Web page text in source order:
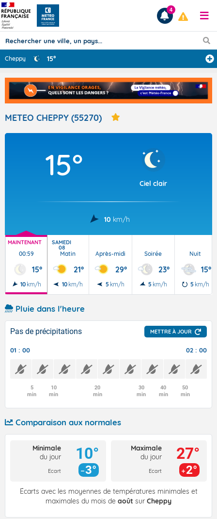
Prévisions
TOUS LES RÉSULTATS
Articles
4
Cheppy 15°
METEO CHEPPY (55270)
15°
Ciel clair
10 km/h
MAINTENANT
00:59
15°
10 km/h
SAMEDI
08
Matin
21°
10 km/h
Après-midi
29°
5 km/h
Soirée
23°
5 km/h
Nuit
15°
5 km/h
Pluie dans l'heure
Pas de précipitations METTRE À JOUR
01 : 00 02 : 00
5
min
10
min
20
min
30
min
40
min
50
min
Comparaison aux normales
Minimale
du jour
Ecart
10°
3°
Maximale
du jour
Ecart
27°
2°
Écarts avec les moyennes de températures minimales et
maximales du mois de août sur Cheppy